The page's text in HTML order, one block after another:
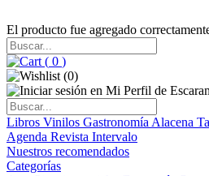
El producto fue agregado
( 0 )
(0)
Libros Vinilos Gastronomía Alacena
Agenda Revista Intervalo
Nuestros recomendados
Categorías